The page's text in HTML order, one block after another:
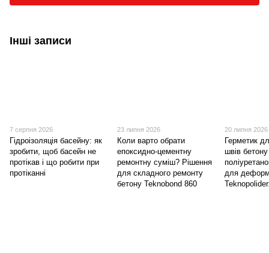
Інші записи
7 серпня 2026
Гідроізоляція басейну: як
зробити, щоб басейн не
протікав і що робити при
протіканні
23 липня 2026
Коли варто обрати
епоксидно-цементну
ремонтну суміш? Рішення
для складного ремонту
бетону Teknobond 860
20 липня 2026
Герметик
швів
для